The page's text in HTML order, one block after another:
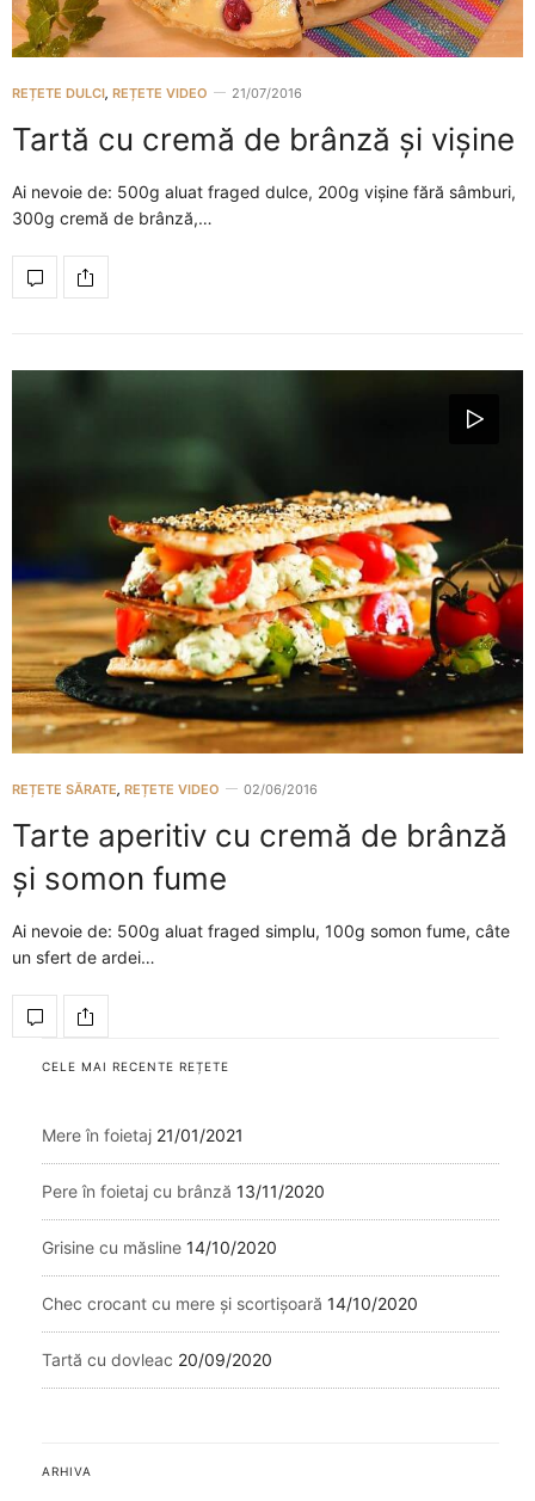
REȚETE DULCI, REȚETE VIDEO 21/07/2016
Tartă cu cremă de brânză și vișine
Ai nevoie de: 500g aluat fraged dulce, 200g vișine fără sâmburi,
300g cremă de brânză,…
REȚETE SĂRATE, REȚETE VIDEO 02/06/2016
Tarte aperitiv cu cremă de brânză
și somon fume
Ai nevoie de: 500g aluat fraged simplu, 100g somon fume, câte
un sfert de ardei…
CELE MAI RECENTE REȚETE
Mere în foietaj 21/01/2021
Pere în foietaj cu brânză 13/11/2020
Grisine cu măsline 14/10/2020
Chec crocant cu mere și scortișoară 14/10/2020
Tartă cu dovleac 20/09/2020
ARHIVA